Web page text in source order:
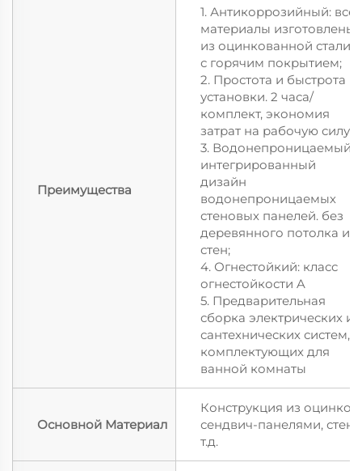
Преимущества
1. Антикоррозийный: все
материалы изготовлены
из оцинкованной стали
с горячим покрытием;
2. Простота и быстрота
установки. 2 часа/
комплект, экономия
затрат на рабочую силу
3. Водонепроницаемый:
интегрированный
дизайн
водонепроницаемых
стеновых панелей. без
деревянного потолка и
стен;
4. Огнестойкий: класс
огнестойкости A
5. Предварительная
сборка электрических и
сантехнических систем,
комплектующих для
ванной комнаты
Основной Материал
Конструкция из
сендвич-панелями,
т.д.